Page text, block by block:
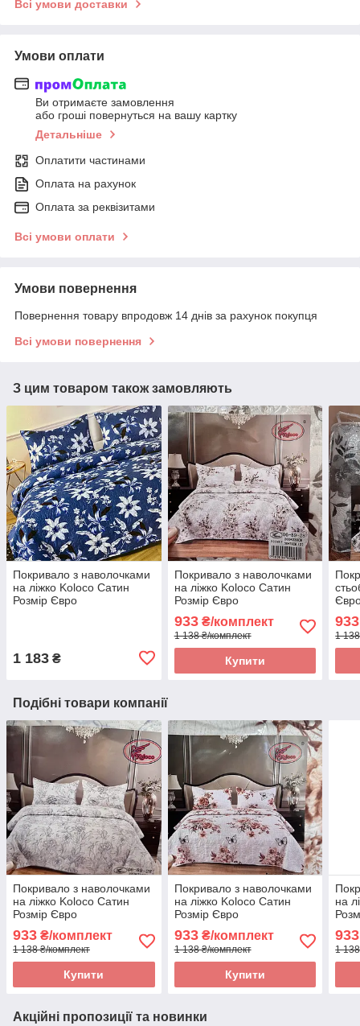
Всі умови доставки
Умови оплати
Ви отримаєте замовлення
або гроші повернуться на вашу картку
Детальніше
Оплатити частинами
Оплата на рахунок
Оплата за реквізитами
Всі умови оплати
Умови повернення
Повернення товару впродовж 14 днів за рахунок покупця
Всі умови повернення
З цим товаром також замовляють
Покривало з наволочками
на ліжко Koloco Сатин
Розмір Євро
1 183 ₴
Покривало з наволочками
на ліжко Koloco Сатин
Розмір Євро
933₴/комплект
1 138 ₴/комплект
Купити
933
1
Подібні товари компанії
Покривало з наволочками
на ліжко Koloco Сатин
Розмір Євро
933 ₴/комплект
1 138 ₴/комплект
Купити
Покривало з наволочками
на ліжко Koloco Сатин
Розмір Євро
933₴/комплект
1 138 ₴/комплект
Купити
на
933
1
Акційні пропозиції та новинки